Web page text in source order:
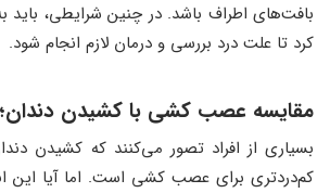
بافت‌های اطراف باشد. در چنین شرایطی، باید
کرد تا علت درد بررسی و درمان لازم انجام شود.
مقایسه عصب ‌کشی با کشیدن دندان؛
بسیاری از افراد تصور می‌کنند که کشیدن
کم‌دردتری برای عصب ‌کشی است. اما آیا این